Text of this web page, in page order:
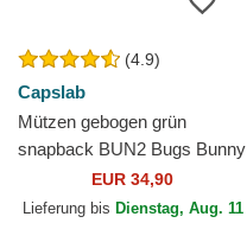
(4.9)
Capslab
Mützen gebogen grün
snapback BUN2 Bugs Bunny
Looney Tunes von Capslab
EUR 34,90
Lieferung bis Dienstag, Aug. 11